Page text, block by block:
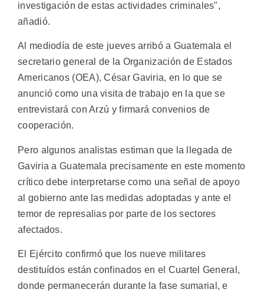
investigación de estas actividades criminales",
añadió.
Al mediodía de este jueves arribó a Guatemala el
secretario general de la Organización de Estados
Americanos (OEA), César Gaviria, en lo que se
anunció como una visita de trabajo en la que se
entrevistará con Arzú y firmará convenios de
cooperación.
Pero algunos analistas estiman que la llegada de
Gaviria a Guatemala precisamente en este momento
crítico debe interpretarse como una señal de apoyo
al gobierno ante las medidas adoptadas y ante el
temor de represalias por parte de los sectores
afectados.
El Ejército confirmó que los nueve militares
destituídos están confinados en el Cuartel General,
donde permanecerán durante la fase sumarial, e